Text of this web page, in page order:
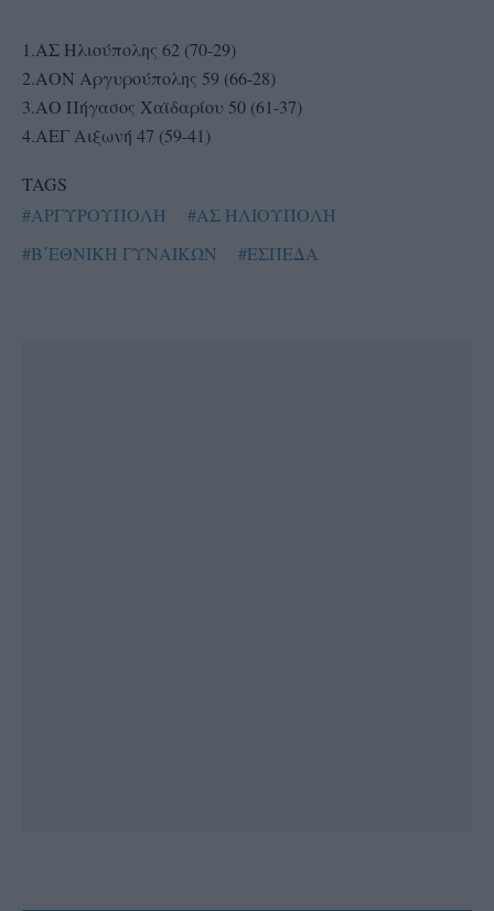
1.ΑΣ Ηλιούπολης 62 (70-29)
2.ΑΟΝ Αργυρούπολης 59 (66-28)
3.ΑΟ Πήγασος Χαϊδαρίου 50 (61-37)
4.ΑΕΓ Αιξωνή 47 (59-41)
TAGS
#ΑΡΓΥΡΟΥΠΟΛΗ
#ΑΣ ΗΛΙΟΥΠΟΛΗ
#Β΄ΕΘΝΙΚΗ ΓΥΝΑΙΚΩΝ
#ΕΣΠΕΔΑ